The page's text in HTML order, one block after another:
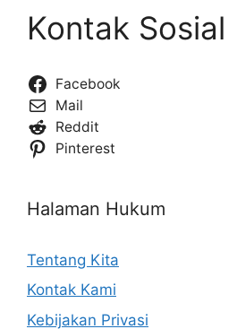
Kontak Sosial
Facebook
Mail
Reddit
Pinterest
Halaman Hukum
Tentang Kita
Kontak Kami
Kebijakan Privasi